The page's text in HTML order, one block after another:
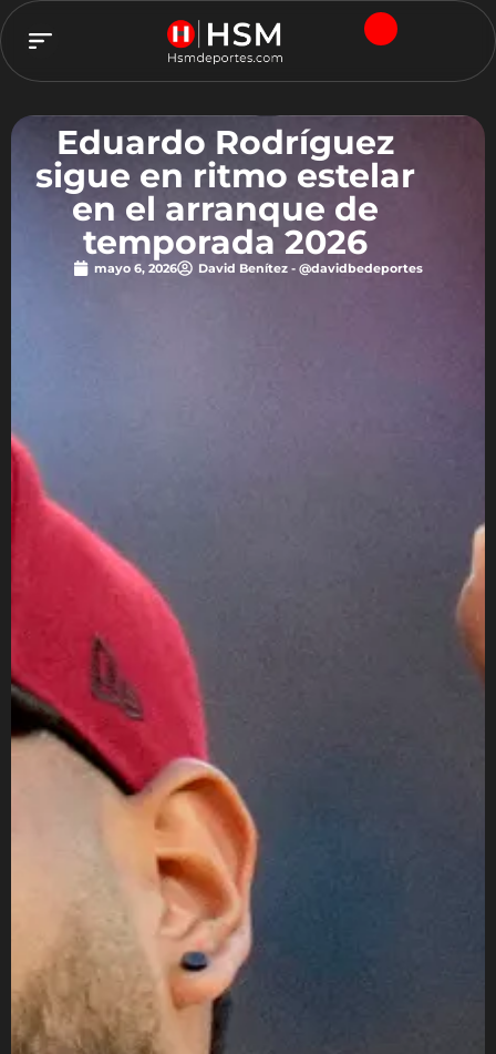
Eduardo Rodríguez
sigue en ritmo estelar
en el arranque de
temporada 2026
mayo 6, 2026 David Benítez - @davidbedeportes